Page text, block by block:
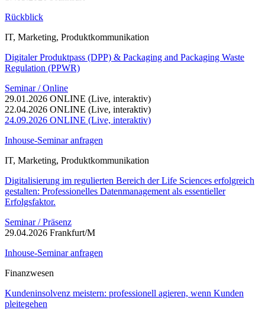
Rückblick
IT, Marketing, Produktkommunikation
Digitaler Produktpass (DPP) & Packaging and Packaging Waste
Regulation (PPWR)
Seminar / Online
29.01.2026 ONLINE (Live, interaktiv)
22.04.2026 ONLINE (Live, interaktiv)
24.09.2026 ONLINE (Live, interaktiv)
Inhouse-Seminar anfragen
IT, Marketing, Produktkommunikation
Digitalisierung im regulierten Bereich der Life Sciences erfolgreich
gestalten: Professionelles Datenmanagement als essentieller
Erfolgsfaktor.
Seminar / Präsenz
29.04.2026 Frankfurt/M
Inhouse-Seminar anfragen
Finanzwesen
Kundeninsolvenz meistern: professionell agieren, wenn Kunden
pleitegehen